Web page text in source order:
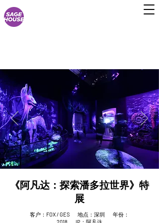
《阿凡达：探索潘多拉世界》特
展
客户： FOX / GES 地点：深圳 年份：